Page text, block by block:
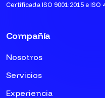
Certificada ISO 9001:2015 e ISO
Compañía
Nosotros
Servicios
Experiencia